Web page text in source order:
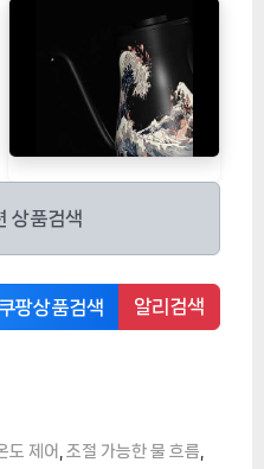
상품검색
쿠팡상품검색 알리검색
도 제어 조절 가능한 물 흐름